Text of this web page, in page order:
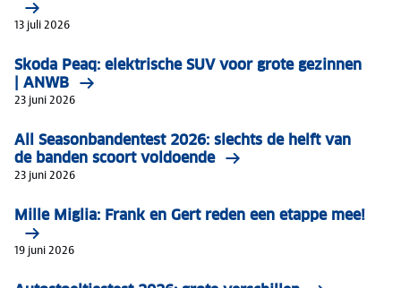
13 juli 2026
Skoda Peaq: elektrische SUV voor grote gezinnen
| ANWB
23 juni 2026
All Seasonbandentest 2026: slechts de helft van
de banden scoort voldoende
23 juni 2026
Mille Miglia: Frank en Gert reden een etappe mee!
19 juni 2026